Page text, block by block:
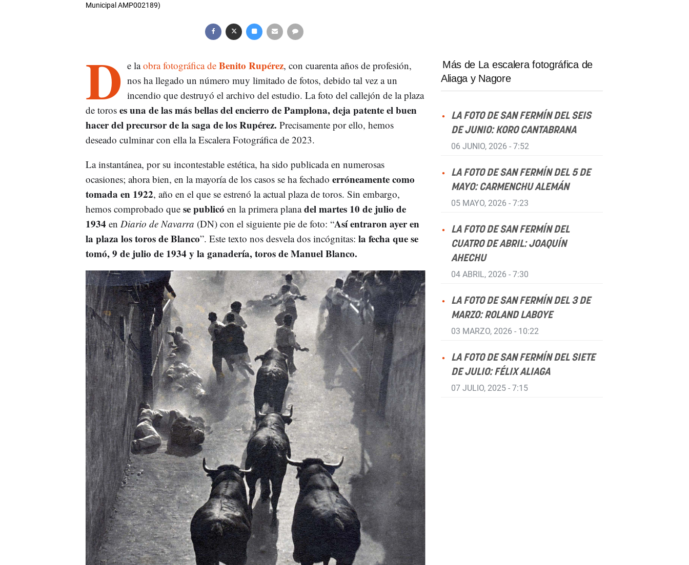
Municipal AMP002189)
D e laobra fotográfica de Benito Rupérez, con cuarenta años de profesión,
nos ha llegado un número muy limitado de fotos, debido tal vez a un
incendio que destruyó el archivo del estudio. La foto del callejón de la plaza
de toros es una de las más bellas del encierro de Pamplona, deja patente el buen
hacer del precursor de la saga de los Rupérez. Precisamente por ello, hemos
deseado culminar con ella la Escalera Fotográfica de 2023.
La instantánea, por su incontestable estética, ha sido publicada en numerosas
ocasiones; ahora bien, en la mayoría de los casos se ha fechado erróneamente como
tomada en 1922, año en el que se estrenó la actual plaza de toros. Sin embargo,
hemos comprobado que se publicó en la primera planadel martes 10 de julio de
1934 en Diario de Navarra (DN) con el siguiente pie de foto: “Así entraron ayer en
la plaza los toros de Blanco”. Este texto nos desvela dos incógnitas: la fecha que se
tomó, 9 de julio de 1934 y la ganadería, toros de Manuel Blanco.
Más de La escalera fotográfica de
Aliaga y Nagore
LA FOTO DE SAN FERMÍN DEL SEIS
DE JUNIO: KORO CANTABRANA
06 JUNIO, 2026 - 7:52
LA FOTO DE SAN FERMÍN DEL 5 DE
MAYO: CARMENCHU ALEMÁN
05 MAYO, 2026 - 7:23
LA FOTO DE SAN FERMÍN DEL
CUATRO DE ABRIL: JOAQUÍN
AHECHU
04 ABRIL, 2026 - 7:30
LA FOTO DE SAN FERMÍN DEL 3 DE
MARZO: ROLAND LABOYE
03 MARZO, 2026 - 10:22
LA FOTO DE SAN FERMÍN DEL SIETE
DE JULIO: FÉLIX ALIAGA
07 JULIO, 2025 - 7:15